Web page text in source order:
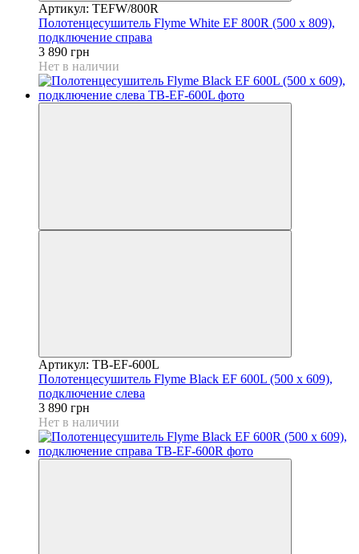
Артикул: TEFW/800R
Полотенцесушитель Flyme White EF 800R (500 х 809),
подключение справа
3 890 грн
Нет в наличии
Артикул: TB-EF-600L
Полотенцесушитель Flyme Black EF 600L (500 х 609),
подключение слева
3 890 грн
Нет в наличии